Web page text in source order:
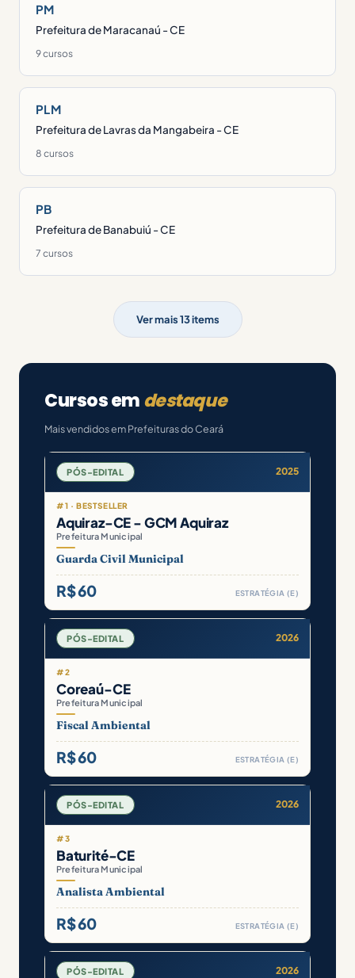
PM
Prefeitura de Maracanaú - CE
9 cursos
PLM
Prefeitura de Lavras da Mangabeira - CE
8 cursos
PB
Prefeitura de Banabuiú - CE
7 cursos
Ver mais 13 items
Cursos emdestaque
Mais vendidos em Prefeituras do Ceará
PÓS-EDITAL 2025
#1 · BESTSELLER
Aquiraz-CE - GCM Aquiraz
Prefeitura Municipal
Guarda Civil Municipal
R$ 60 ESTRATÉGIA (E)
PÓS-EDITAL 2026
#2
Coreaú-CE
Prefeitura Municipal
Fiscal Ambiental
R$ 60 ESTRATÉGIA (E)
PÓS-EDITAL 2026
#3
Baturité-CE
Prefeitura Municipal
Analista Ambiental
R$ 60 ESTRATÉGIA (E)
PÓS-EDITAL 2026